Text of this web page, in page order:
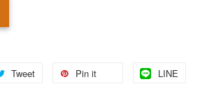
Tweet Pin it LINE